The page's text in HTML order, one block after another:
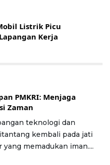
Listrik Picu
Kerja
PMKRI: Menjaga
Zaman
teknologi dan
kembali pada jati
memadukan iman....